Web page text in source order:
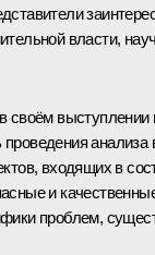
власти,
своём выступлении
анализа
входящих в
и
проблем,